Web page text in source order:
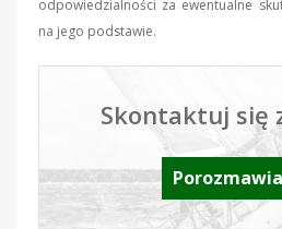
odpowiedzialności za ewentualne
na jego podstawie.
Skontaktuj się